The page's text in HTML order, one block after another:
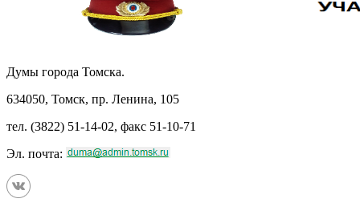
Думы города Томска.
634050, Томск, пр. Ленина, 105
тел. (3822) 51-14-02, факс 51-10-71
Эл. почта: